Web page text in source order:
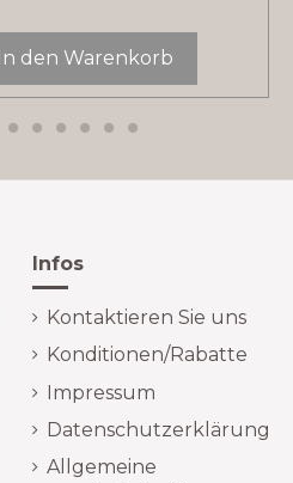
In den Warenkorb
Infos
Kontaktieren Sie uns
Konditionen/Rabatte
Impressum
Datenschutzerklärung
Allgemeine